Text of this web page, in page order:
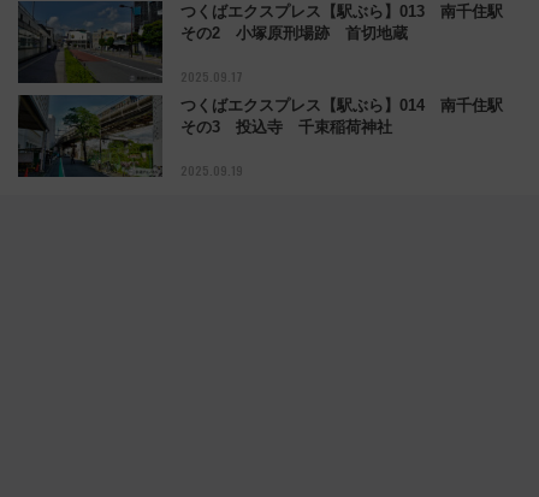
つくばエクスプレス【駅ぶら】013 南千住駅
その2 小塚原刑場跡 首切地蔵
2025.09.17
つくばエクスプレス【駅ぶら】014 南千住駅
その3 投込寺 千束稲荷神社
2025.09.19